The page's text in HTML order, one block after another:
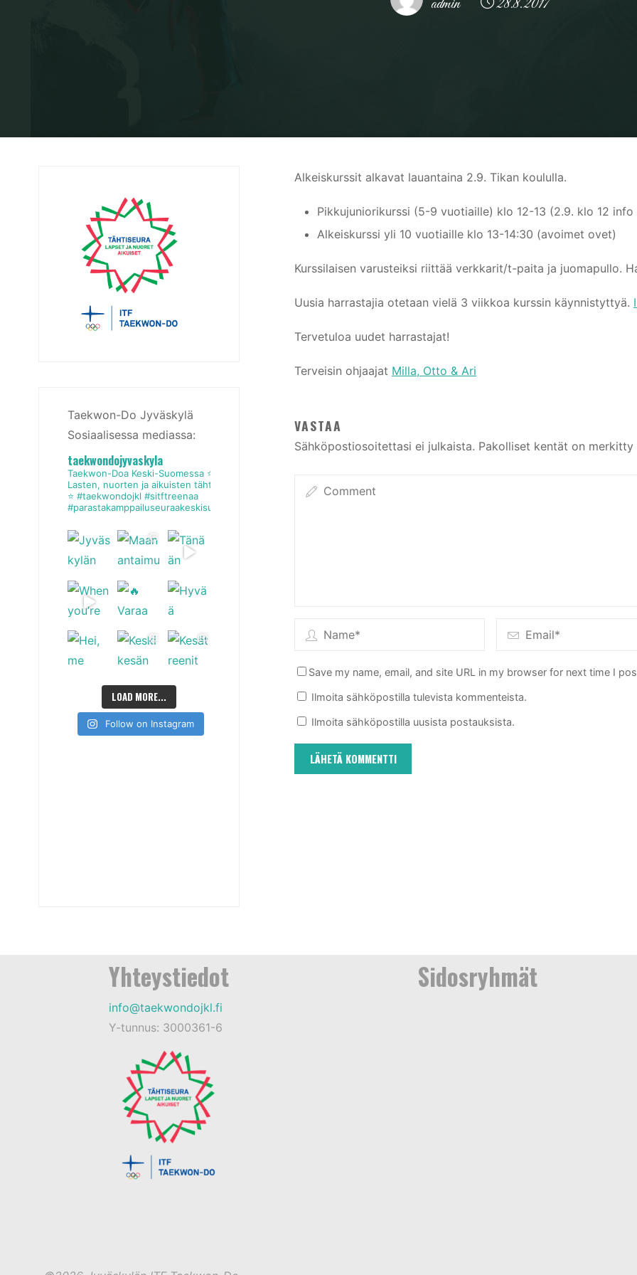
Alkeiskurssit alkavat lauantaina 2.9. Tikan koululla.
Pikkujuniorikurssi (5-9 vuotiaille) klo 12-13 (2.9. klo 12 info
Alkeiskurssi yli 10 vuotiaille klo 13-14:30 (avoimet ovet)
Kurssilaisen varusteiksi riittää verkkarit/t-paita ja juomapullo.
Uusia harrastajia otetaan vielä 3 viikkoa kurssin käynnistyttyä.
Tervetuloa uudet harrastajat!
Terveisin ohjaajat Milla, Otto & Ari
VASTAA
Sähköpostiosoitettasi ei julkaista. Pakolliset kentät on merkitty
Save my name, email, and site URL in my browser for next time I
Ilmoita sähköpostilla tulevista kommenteista.
Ilmoita sähköpostilla uusista postauksista.
Taekwon-Do Jyväskylä
Sosiaalisessa mediassa:
taekwondojyvaskyla
Taekwon-Doa Keski-Suomessa ⭐
Lasten, nuorten ja aikuisten tähtiseura
⭐ #taekwondojkl #sitftreenaa
#parastakamppailuseuraakeskisuomessa
LOAD MORE...
Follow on Instagram
Yhteystiedot
info@taekwondojkl.fi
Y-tunnus: 3000361-6
Sidosryhmät